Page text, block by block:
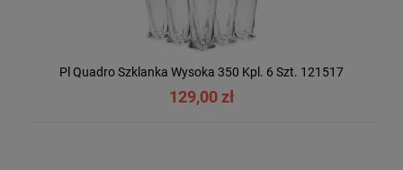
Pl Quadro Szklanka Wysoka 350 Kpl. 6 Szt. 121517
129,00 zł